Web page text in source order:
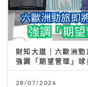
財知大道｜六歐洲
強調「期望管理」
28/07/2026